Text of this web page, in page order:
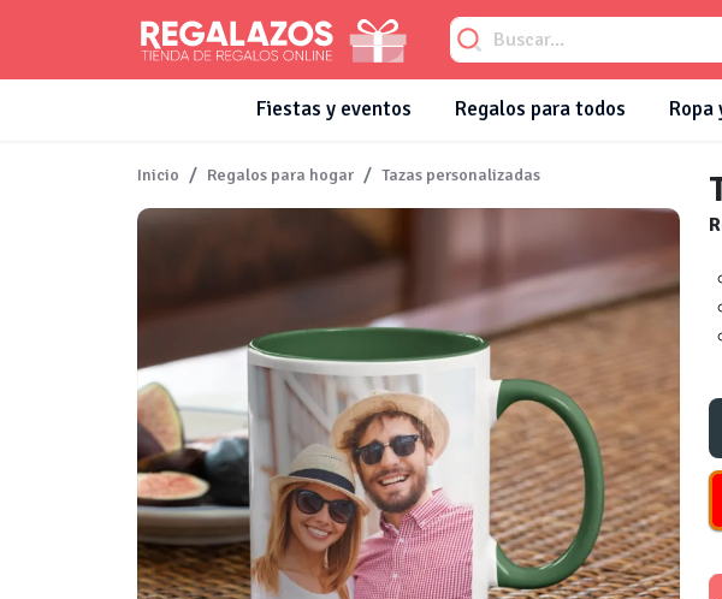
Fiestas y eventos Regalos para todos Ropa
Inicio Regalos para hogar Tazas personalizadas